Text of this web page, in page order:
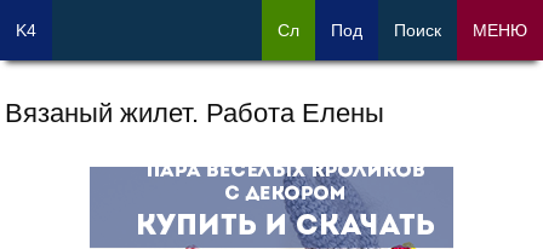
Вязаный жилет. Работа Елены
K4 Сл Под Поиск МЕНЮ